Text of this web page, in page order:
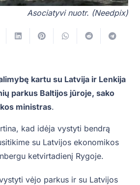
Asociatyvi nuotr. (Needpix)
kartu su Latvija ir Lenkija
parkus Baltijos jūroje, sako
ministras.
kad idėja vystyti bendrą
su Latvijos ekonomikos
ketvirtadienį Rygoje.
vėjo parkus ir su Latvijos